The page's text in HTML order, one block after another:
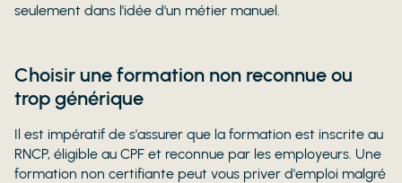
seulement dans l'idée d'un métier manuel.
Choisir une formation non reconnue ou
trop générique
Il est impératif de s'assurer que la formation est inscrite au
RNCP, éligible au CPF et reconnue par les employeurs. Une
formation non certifiante peut vous priver d'emploi malgré